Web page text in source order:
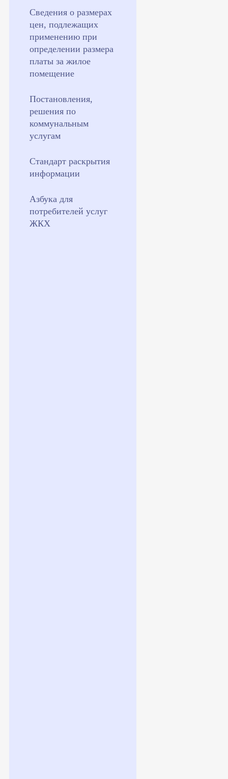
Сведения о размерах
цен, подлежащих
применению при
определении размера
платы за жилое
помещение
Постановления,
решения по
коммунальным
услугам
Стандарт раскрытия
информации
Азбука для
потребителей услуг
ЖКХ